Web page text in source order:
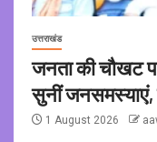
उत्तराखंड
जनता की चौखट
सुनीं जनसमस्याएं,
1 August 2026